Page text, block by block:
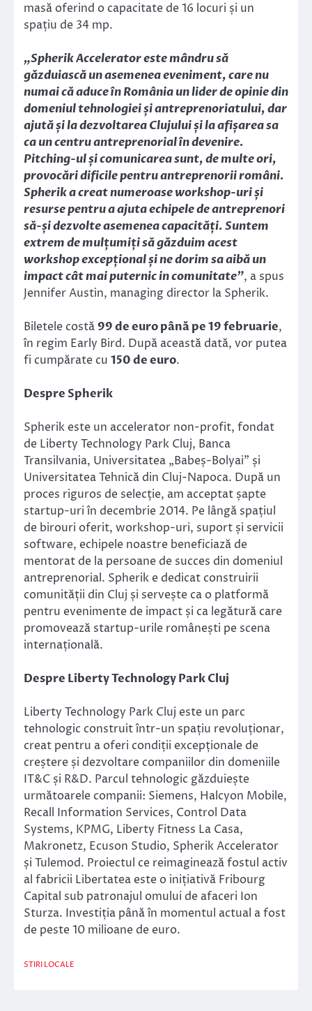
masă oferind o capacitate de 16 locuri și un
spațiu de 34 mp.
„Spherik Accelerator este mândru să
găzduiască un asemenea eveniment, care nu
numai că aduce în România un lider de opinie din
domeniul tehnologiei și antreprenoriatului, dar
ajută și la dezvoltarea Clujului și la afișarea sa
ca un centru antreprenorial în devenire.
Pitching-ul și comunicarea sunt, de multe ori,
provocări dificile pentru antreprenorii români.
Spherik a creat numeroase workshop-uri și
resurse pentru a ajuta echipele de antreprenori
să-și dezvolte asemenea capacități. Suntem
extrem de mulțumiți să găzduim acest
workshop excepțional și ne dorim sa aibă un
impact cât mai puternic in comunitate”, a spus
Jennifer Austin, managing director la Spherik.
Biletele costă99 de euro până pe 19 februarie,
în regim Early Bird. După această dată, vor putea
fi cumpărate cu 150 de euro.
Despre Spherik
Spherik este un accelerator non-profit, fondat
de Liberty Technology Park Cluj, Banca
Transilvania, Universitatea „Babeș-Bolyai” și
Universitatea Tehnică din Cluj-Napoca. După un
proces riguros de selecție, am acceptat șapte
startup-uri în decembrie 2014. Pe lângă spațiul
de birouri oferit, workshop-uri, suport și servicii
software, echipele noastre beneficiază de
mentorat de la persoane de succes din domeniul
antreprenorial. Spherik e dedicat construirii
comunității din Cluj și servește ca o platformă
pentru evenimente de impact și ca legătură care
promovează startup-urile românești pe scena
internațională.
Despre Liberty Technology Park Cluj
Liberty Technology Park Cluj este un parc
tehnologic construit într-un spațiu revoluționar,
creat pentru a oferi condiții excepționale de
creștere și dezvoltare companiilor din domeniile
IT&C și R&D. Parcul tehnologic găzduiește
următoarele companii: Siemens, Halcyon Mobile,
Recall Information Services, Control Data
Systems, KPMG, Liberty Fitness La Casa,
Makronetz, Ecuson Studio, Spherik Accelerator
și Tulemod. Proiectul ce reimaginează fostul activ
al fabricii Libertatea este o inițiativă Fribourg
Capital sub patronajul omului de afaceri Ion
Sturza. Investiția până în momentul actual a fost
de peste 10 milioane de euro.
STIRI LOCALE